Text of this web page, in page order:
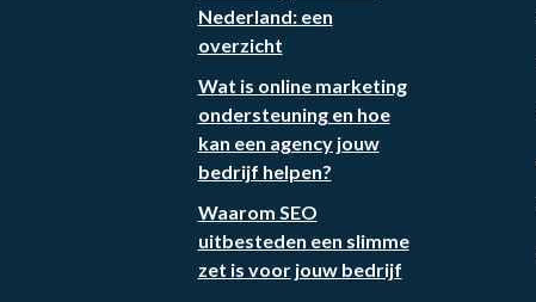
Nederland: een
overzicht
Wat is online marketing
ondersteuning en hoe
kan een agency jouw
bedrijf helpen?
Waarom SEO
uitbesteden een slimme
zet is voor jouw bedrijf